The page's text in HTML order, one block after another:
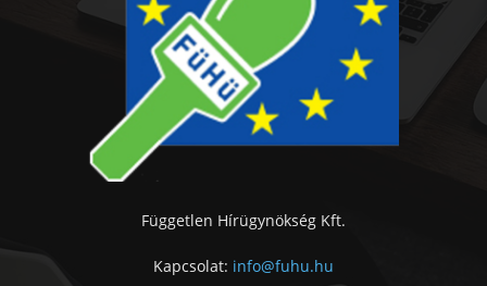
Független Hírügynökség Kft.
Kapcsolat: info@fuhu.hu